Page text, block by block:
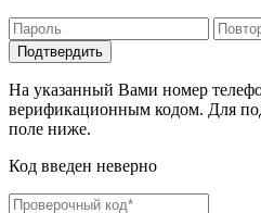
На указанный Вами номер
верификационным кодом. Для
поле ниже.
Код введен неверно